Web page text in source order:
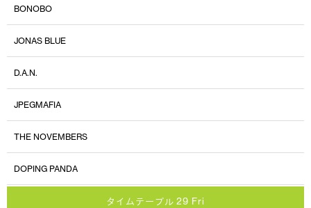
BONOBO
JONAS BLUE
D.A.N.
JPEGMAFIA
THE NOVEMBERS
DOPING PANDA
タイムテーブル 29 Fri